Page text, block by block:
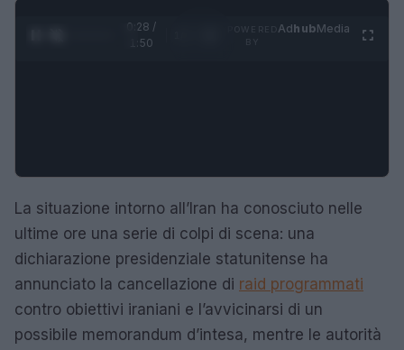
0:29 /
1:50
AdhubMedia
La situazione intorno all’Iran ha conosciuto nelle
ultime ore una serie di colpi di scena: una
dichiarazione presidenziale statunitense ha
annunciato la cancellazione di raid programmati
contro obiettivi iraniani e l’avvicinarsi di un
possibile memorandum d’intesa, mentre le autorità